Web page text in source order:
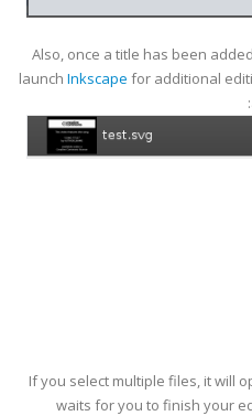
Also, once a title has been
launch Inkscape for additional
If you select multiple files, it will
waits for you to finish your